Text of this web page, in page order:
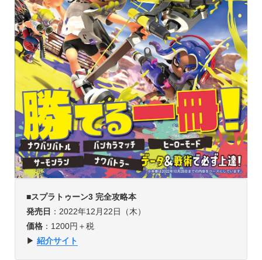
■スプラトゥーン3 完全攻略本
発売日 ：2022年12月22日（木）
価格：1200円＋税
▶ 紹介サイト